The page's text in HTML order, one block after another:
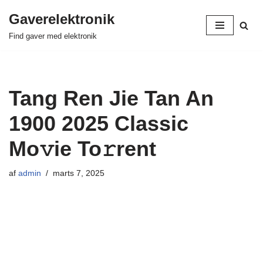
Spring
Gaverelektronik
Find gaver med elektronik
Tang Ren Jie Tan An
1900 2025 Classic
Mo𝚟ie To𝚛rent
af admin marts 7, 2025